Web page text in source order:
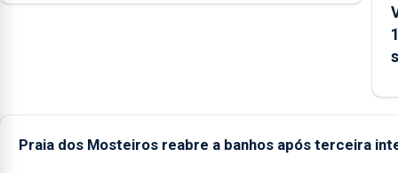
Praia dos Mosteiros reabre a banhos após terceira